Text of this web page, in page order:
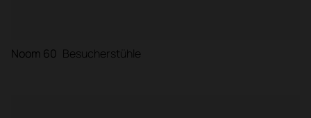
Noom 60 Besucherstühle